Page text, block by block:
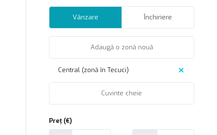
Vânzare Închiriere
Central (zonă în Tecuci)
Preț (€)